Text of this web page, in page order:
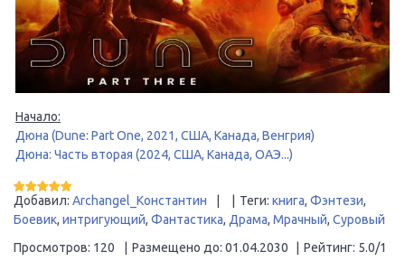
Начало:
Дюна (Dune: Part One, 2021, США, Канада, Венгрия)
Дюна: Часть вторая (2024, США, Канада, ОАЭ...)
Добавил: Archangel_Константин Теги: книга, Фэнтези,
Боевик, интригующий, Фантастика, Драма, Мрачный, Суровый
Просмотров: 120 Размещено до: 01.04.2030 Рейтинг: 5.0/1